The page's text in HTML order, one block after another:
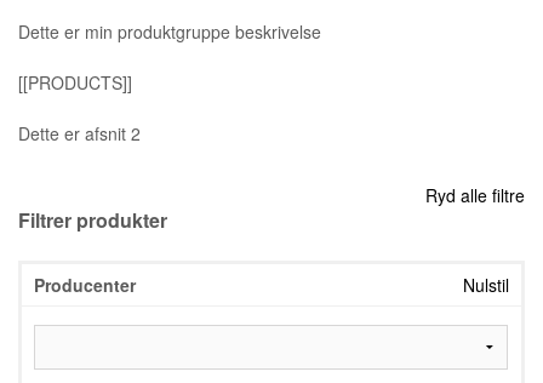
Dette er min produktgruppe beskrivelse
[[PRODUCTS]]
Dette er afsnit 2
Filtrer produkter
Ryd alle filtre
Producenter Nulstil